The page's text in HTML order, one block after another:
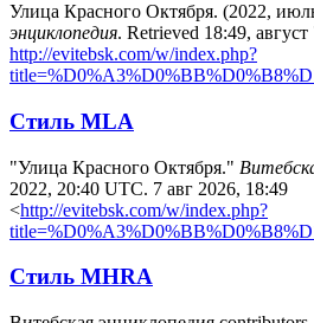
Улица Красного Октября. (2022,
энциклопедия. Retrieved 18:49,
http://evitebsk.com/w/index.php?
Стиль MLA
"Улица Красного Октября."
2022, 20:40 UTC. 7 авг 2026, 18:49
<http://evitebsk.com/w/index.php?
Стиль MHRA